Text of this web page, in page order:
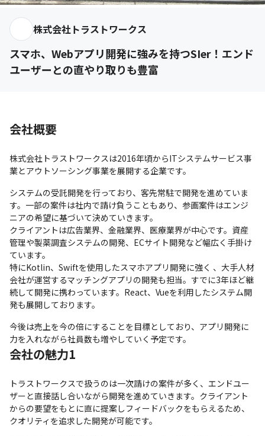
株式会社トラストワークス
スマホ、Webアプリ開発に強みを持つSIer！エンド
ユーザーとの直やり取りも豊富
会社概要
株式会社トラストワークスは2016年頃からITシステムサービス事
業とアウトソーシング事業を展開する企業です。
システムの受託開発を行っており、客先常駐で開発を進めていま
す。一部の案件は社内で請け負うこともあり、参画案件はエンジ
ニアの希望に基づいて決めていきます。
クライアントは広告業界、金融業界、医療業界が中心です。資産
管理や製薬調査システムの開発、ECサイト開発など幅広く手掛け
ています。
特にKotlin、Swiftを使用したスマホアプリ開発に強く 、大手人材
会社が運営するマッチングアプリの開発も担当。すでに3年ほど継
続して開発に携わっています。React、Vueを利用したシステム開
発も展開しております。
今後は売上を今の倍にすることを目標としており、アプリ開発に
力を入れながら社員数も増やしていく予定です。
会社の魅力1
トラストワークスで扱うのは一次請けの案件が多く、エンドユー
ザーと直接話し合いながら開発を進めていきます。クライアント
からの要望をもとに直に提案しフィードバックをもらえるため、
クオリティを追求した開発が可能です。